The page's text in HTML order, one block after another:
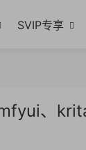
SVIP专享
、